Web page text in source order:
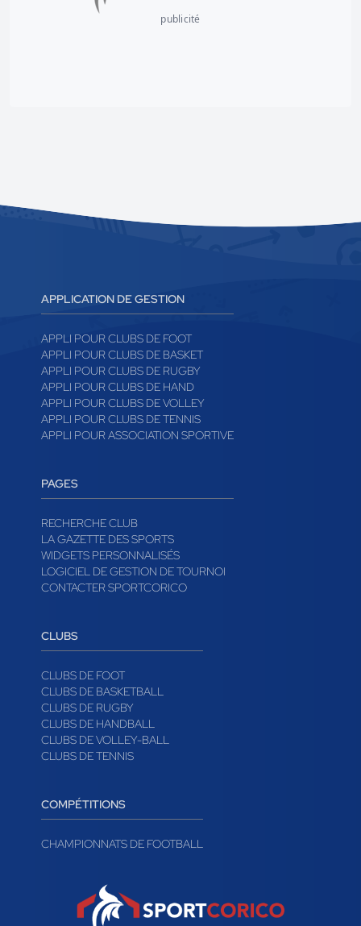
publicité
APPLICATION DE GESTION
APPLI POUR CLUBS DE FOOT
APPLI POUR CLUBS DE BASKET
APPLI POUR CLUBS DE RUGBY
APPLI POUR CLUBS DE HAND
APPLI POUR CLUBS DE VOLLEY
APPLI POUR CLUBS DE TENNIS
APPLI POUR ASSOCIATION SPORTIVE
PAGES
RECHERCHE CLUB
LA GAZETTE DES SPORTS
WIDGETS PERSONNALISÉS
LOGICIEL DE GESTION DE TOURNOI
CONTACTER SPORTCORICO
CLUBS
CLUBS DE FOOT
CLUBS DE BASKETBALL
CLUBS DE RUGBY
CLUBS DE HANDBALL
CLUBS DE VOLLEY-BALL
CLUBS DE TENNIS
COMPÉTITIONS
CHAMPIONNATS DE FOOTBALL